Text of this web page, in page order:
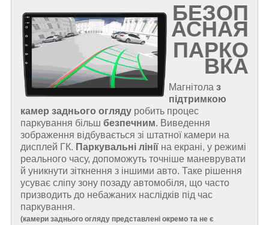
БЕЗОП
АСНАЯ
ПАРКО
ВКА
Магнітола з
підтримкою
камер заднього огляду робить процес
паркування більш безпечним. Виведення
зображення відбувається зі штатної камери на
дисплей ГК. Паркувальні лінії на екрані, у режимі
реального часу, допоможуть точніше маневрувати
й уникнути зіткнення з іншими авто. Таке рішення
усуває сліпу зону позаду автомобіля, що часто
призводить до небажаних наслідків під час
паркування.
(камери заднього огляду представлені окремо та не є